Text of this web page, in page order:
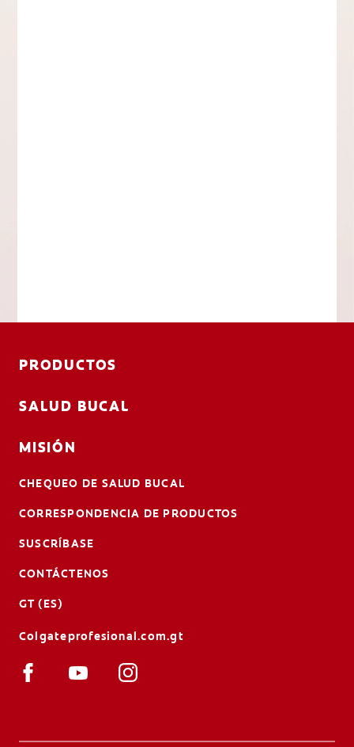
PRODUCTOS
SALUD BUCAL
MISIÓN
CHEQUEO DE SALUD BUCAL
CORRESPONDENCIA DE PRODUCTOS
SUSCRÍBASE
CONTÁCTENOS
GT (ES)
Colgateprofesional.com.gt